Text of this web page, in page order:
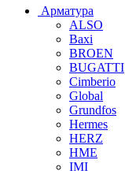
Арматура
ALSO
Baxi
BROEN
BUGATTI
Cimberio
Global
Grundfos
Hermes
HERZ
HME
IMI